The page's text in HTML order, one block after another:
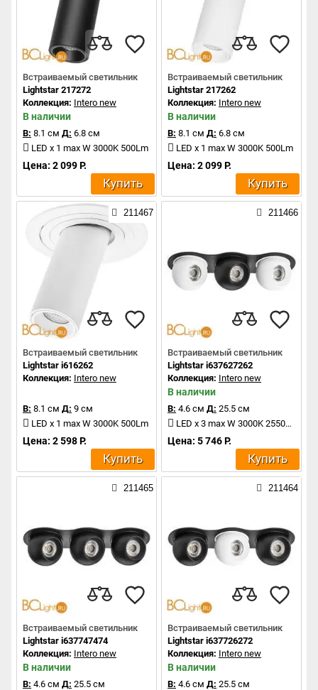
Встраиваемый светильник
Lightstar 217272
Коллекция: Intero new
В наличии
В: 8.1 см Д: 6.8 см
LED x 1 max W 3000K 500Lm
Цена: 2 099 Р.
Купить
Встраиваемый светильник
Lightstar 217262
Коллекция: Intero new
В наличии
В: 8.1 см Д: 6.8 см
LED x 1 max W 3000K 500Lm
Цена: 2 099 Р.
Купить
211467
Встраиваемый светильник
Lightstar i616262
Коллекция: Intero new
В: 8.1 см Д: 9 см
LED x 1 max W 3000K 500Lm
Цена: 2 598 Р.
Купить
211466
Встраиваемый светильник
Lightstar i637627262
Коллекция: Intero new
В наличии
В: 4.6 см Д: 25.5 см
LED x 3 max W 3000K 2550Lm
Цена: 5 746 Р.
Купить
211465
Встраиваемый светильник
Lightstar i637747474
Коллекция: Intero new
В наличии
В: 4.6 см Д: 25.5 см
211464
Встраиваемый светильник
Lightstar i637726272
Коллекция: Intero new
В наличии
В: 4.6 см Д: 25.5 см